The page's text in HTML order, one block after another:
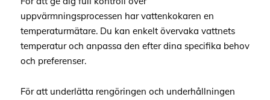
uppvärmningsprocessen har vattenkokaren en
temperaturmätare. Du kan enkelt övervaka vattnets
temperatur och anpassa den efter dina specifika behov
och preferenser.
För att underlätta rengöringen och underhållningen